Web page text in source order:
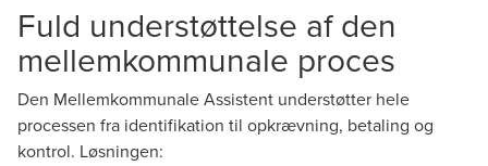
Fuld understøttelse af den
mellemkommunale proces
Den Mellemkommunale Assistent understøtter hele
processen fra identifikation til opkrævning, betaling og
kontrol. Løsningen: